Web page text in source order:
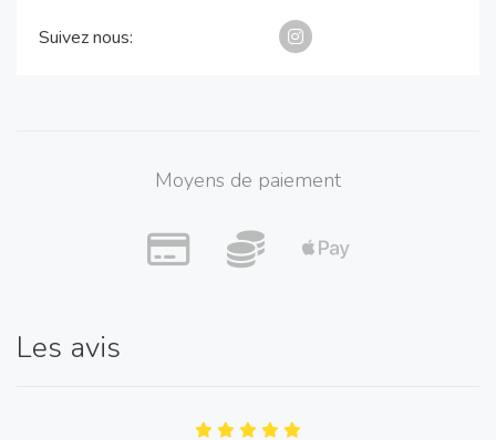
Suivez nous:
Moyens de paiement
Les avis